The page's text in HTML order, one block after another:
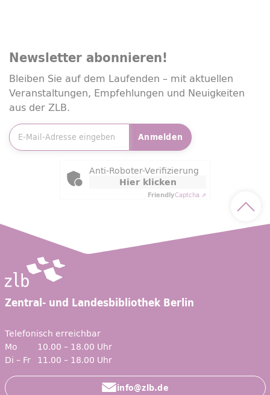
Newsletter abonnieren!
Bleiben Sie auf dem Laufenden – mit aktuellen
Veranstaltungen, Empfehlungen und Neuigkeiten
aus der ZLB.
Anmelden
Friendly Captcha
Anti-Roboter-Verifizierung
Hier klicken
FriendlyCaptcha ⇗
Zentral- und Landesbibliothek Berlin
Telefonisch erreichbar
Mo
10.00 – 18.00 Uhr
Di – Fr 11.00 – 18.00 Uhr
info@zlb.de